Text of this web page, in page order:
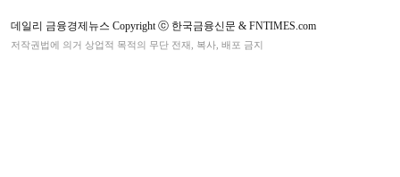
데일리 금융경제뉴스 Copyright ⓒ 한국금융신문 & FNTIMES.com
저작권법에 의거 상업적 목적의 무단 전재, 복사, 배포 금지